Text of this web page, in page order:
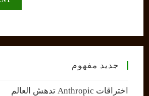
جديد مفهوم
اختراقات Anthropic تدهش العالم